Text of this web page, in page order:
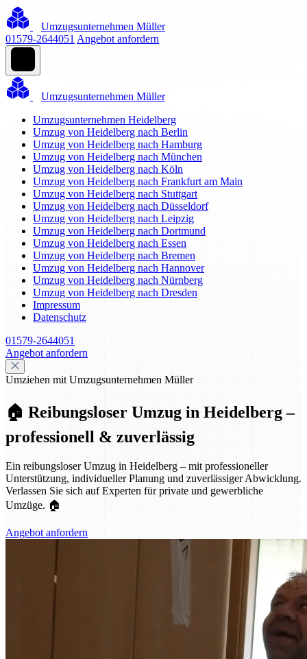
Umzugsunternehmen Müller
01579-2644051 Angebot anfordern
Umzugsunternehmen Müller
Umzugsunternehmen Heidelberg
Umzug von Heidelberg nach Berlin
Umzug von Heidelberg nach Hamburg
Umzug von Heidelberg nach München
Umzug von Heidelberg nach Köln
Umzug von Heidelberg nach Frankfurt am Main
Umzug von Heidelberg nach Stuttgart
Umzug von Heidelberg nach Düsseldorf
Umzug von Heidelberg nach Leipzig
Umzug von Heidelberg nach Dortmund
Umzug von Heidelberg nach Essen
Umzug von Heidelberg nach Bremen
Umzug von Heidelberg nach Hannover
Umzug von Heidelberg nach Nürnberg
Umzug von Heidelberg nach Dresden
Impressum
Datenschutz
01579-2644051
Angebot anfordern
Umziehen mit Umzugsunternehmen Müller
🏠 Reibungsloser Umzug in Heidelberg –
professionell & zuverlässig
Ein reibungsloser Umzug in Heidelberg – mit professioneller
Unterstützung, individueller Planung und zuverlässiger Abwicklung.
Verlassen Sie sich auf Experten für private und gewerbliche
Umzüge. 🏠
Angebot anfordern